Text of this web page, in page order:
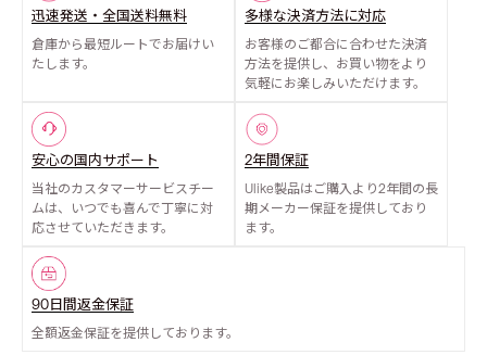
迅速発送・全国送料無料
倉庫から最短ルートでお届けい
たします。
多様な決済方法に対応
お客様のご都合に合わせた決済
方法を提供し、お買い物をより
気軽にお楽しみいただけます。
安心の国内サポート
当社のカスタマーサービスチー
ムは、いつでも喜んで丁寧に対
応させていただきます。
2年間保証
Ulike製品はご購入より2年間の長
期メーカー保証を提供しており
ます。
90日間返金保証
全額返金保証を提供しております。